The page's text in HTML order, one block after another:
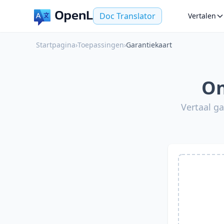
Doc Translator Vertalen
Startpagina›Toepassingen›Garantiekaart
Vertaal